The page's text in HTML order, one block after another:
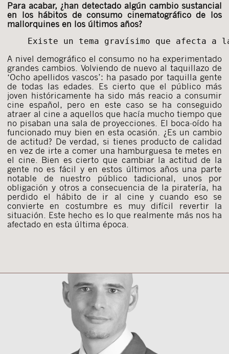
Para acabar, ¿han detectado algún cambio sustancial
en los hábitos de consumo cinematográfico de los
mallorquines en los últimos años?
Existe un tema gravísimo que afecta a
A nivel demográfico el consumo no ha experimentado
grandes cambios. Volviendo de nuevo al taquillazo de
‘Ocho apellidos vascos’: ha pasado por taquilla gente
de todas las edades. Es cierto que el público más
joven históricamente ha sido más reacio a consumir
cine español, pero en este caso se ha conseguido
atraer al cine a aquellos que hacía mucho tiempo que
no pisaban una sala de proyecciones. El boca-oído ha
funcionado muy bien en esta ocasión. ¿Es un cambio
de actitud? De verdad, si tienes producto de calidad
en vez de irte a comer una hamburguesa te metes en
el cine. Bien es cierto que cambiar la actitud de la
gente no es fácil y en estos últimos años una parte
notable de nuestro público tadicional, unos por
obligación y otros a consecuencia de la piratería, ha
perdido el hábito de ir al cine y cuando eso se
convierte en costumbre es muy difícil revertir la
situación. Este hecho es lo que realmente más nos ha
afectado en esta última época.